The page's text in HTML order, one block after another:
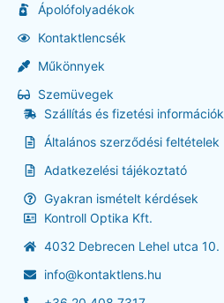
Ápolófolyadékok
Kontaktlencsék
Műkönnyek
Szemüvegek
Szállítás és fizetési információk
Általános szerződési feltételek
Adatkezelési tájékoztató
Gyakran ismételt kérdések
Kontroll Optika Kft.
4032 Debrecen Lehel utca 10.
info@kontaktlens.hu